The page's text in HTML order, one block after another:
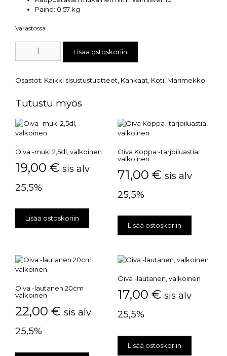
Paino: 0.57 kg
Varastossa
Lisää ostoskoriin
Osastot: Kaikki sisustustuotteet Kankaat Koti Marimekko
Tutustu myös
Oiva -muki 2,5dl, valkoinen
19,00 € sis alv
25,5%
Lisää ostoskoriin
Oiva Koppa -tarjoiluastia,
valkoinen
71,00 € sis alv
25,5%
Lisää ostoskoriin
Oiva -lautanen 20cm
valkoinen
22,00 € sis alv
25,5%
Oiva -lautanen, valkoinen
17,00 € sis alv
25,5%
Lisää ostoskoriin